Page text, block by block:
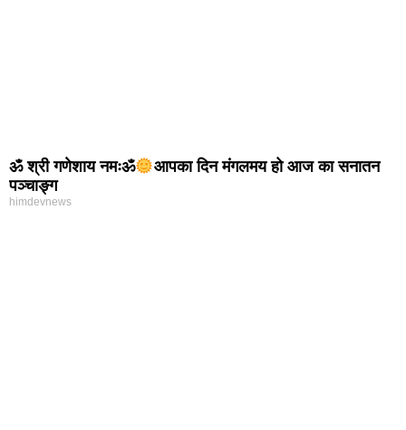
ॐ श्री गणेशाय नमःॐ
आपका दिन मंगलमय हो आज का सनातन
पञ्चाङ्ग
himdevnews